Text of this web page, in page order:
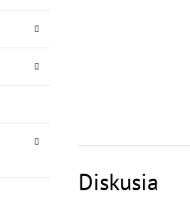
Diskusia